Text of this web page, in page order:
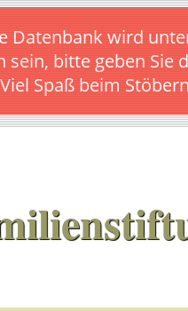
Datenbank wird
bitte geben Sie
Spaß beim